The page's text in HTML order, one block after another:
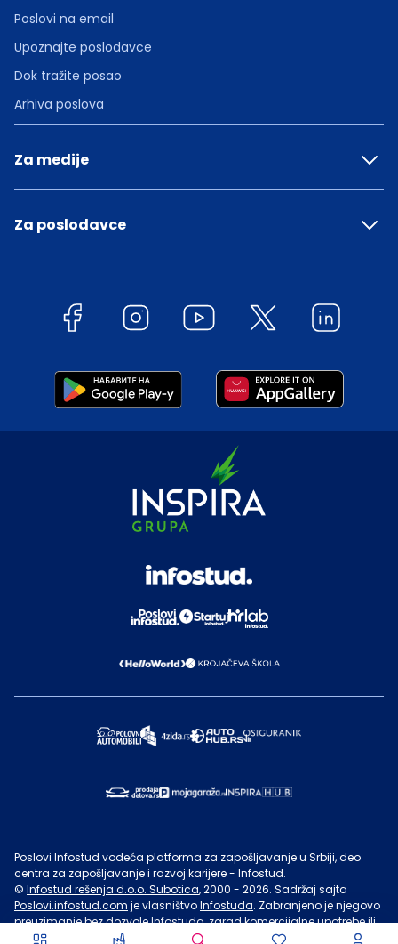
Poslovi na email
Upoznajte poslodavce
Dok tražite posao
Arhiva poslova
Za medije
Za poslodavce
Poslovi Infostud vodeća platforma za zapošljavanje u Srbiji, deo
centra za zapošljavanje i razvoj karijere - Infostud.
© Infostud rešenja d.o.o. Subotica, 2000 - 2026. Sadržaj sajta
Poslovi.infostud.com je vlasništvoInfostuda. Zabranjeno je njegovo
preuzimanje bez dozvoleInfostuda, zarad komercijalne upotrebe ili
u druge svrhe, osim za lične potrebe posetilaca sajta.